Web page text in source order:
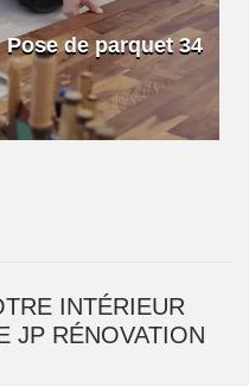
Pose de parquet 34
INTÉRIEUR
JP RÉNOVATION